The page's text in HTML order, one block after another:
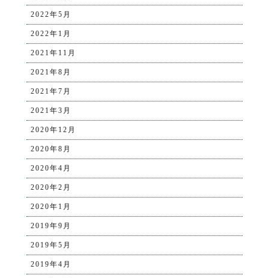
2022年5月
2022年1月
2021年11月
2021年8月
2021年7月
2021年3月
2020年12月
2020年8月
2020年4月
2020年2月
2020年1月
2019年9月
2019年5月
2019年4月